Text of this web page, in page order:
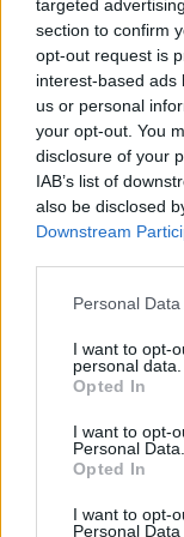
targeted
section to confirm
opt-out request is
interest-based ads
us or personal
your opt-out. You
disclosure of your
IAB’s list of
also be disclosed
Downstream
Personal
I want to opt-
personal data.
Opted In
I want to opt-
Personal Data.
Opted In
I want to opt-
Personal Data
zefīri un
Veido
ar tiem
putukrējumu
zemenes,
zemenes.
Šo
Ogu vietā
sukādes,
Pāri
jo ogas
garšas